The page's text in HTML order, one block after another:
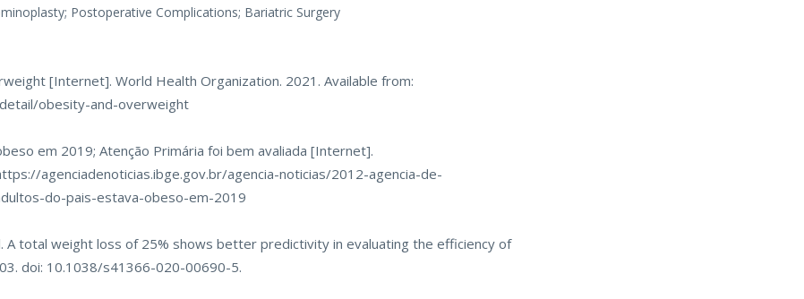
Postoperative Complications; Bariatric Surgery
[Internet]. World Health Organization. 2021. Available from:
obesity-and-overweight
em 2019; Atenção Primária foi bem avaliada [Internet].
agenciadenoticias.ibge.gov.br/agencia-noticias/2012-agencia-de-
do-pais-estava-obeso-em-2019
A total weight loss of 25% shows better predictivity in evaluating the efficiency of
doi: 10.1038/s41366-020-00690-5.